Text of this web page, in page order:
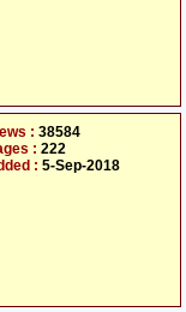
: 38584
: 222
: 5-Sep-2018